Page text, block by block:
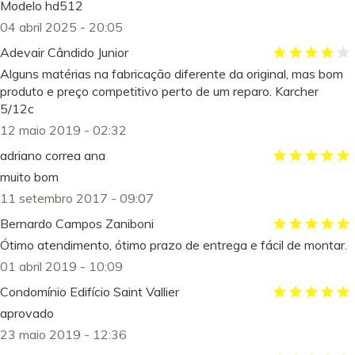
Modelo hd512
04 abril 2025 - 20:05
Adevair Cândido Junior
Alguns matérias na fabricação diferente da original, mas bom
produto e preço competitivo perto de um reparo. Karcher
5/12c
12 maio 2019 - 02:32
adriano correa ana
muito bom
11 setembro 2017 - 09:07
Bernardo Campos Zaniboni
Ótimo atendimento, ótimo prazo de entrega e fácil de montar.
01 abril 2019 - 10:09
Condomínio Edifício Saint Vallier
aprovado
23 maio 2019 - 12:36